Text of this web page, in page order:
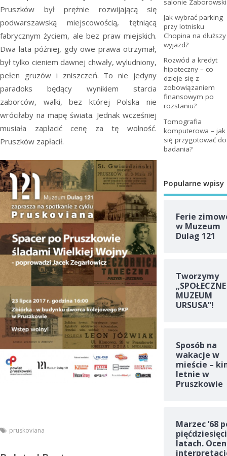
Pruszków był prężnie rozwijającą się
podwarszawską miejscowością, tętniącą
fabrycznym życiem, ale bez praw miejskich.
Dwa lata później, gdy owe prawa otrzymał,
był tylko cieniem dawnej chwały, wyludniony,
pełen gruzów i zniszczeń. To nie jedyny
paradoks będący wynikiem starcia
zaborców, walki, bez której Polska nie
wróciłaby na mapę świata. Jednak wcześniej
musiała zapłacić cenę za tę wolność.
Pruszków zapłacił.
pruskoviana
salonie Zaborowski
Jak wybrać parking
przy lotnisku
Chopina na dłuższy
wyjazd?
Rozwód a kredyt
hipoteczny – co
dzieje się z
zobowiązaniem
finansowym po
rozstaniu?
Tomografia
komputerowa – jak
się przygotować do
badania?
Popularne wpisy
Ferie
w Muzeum
Dulag 121
Tworzymy
„SPOŁECZNE
MUZEUM
URSUSA”!
Sposób na
wakacje w
mieście –
letnie w
Pruszkowie
Marzec ’68
latach.